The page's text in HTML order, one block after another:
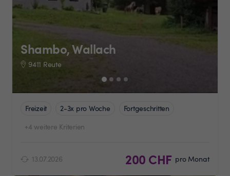
Shambo, Wallach
9411 Reute
Freizeit 2-3x pro Woche
Fortgeschritten
+4 weitere Kriterien
13.07.2026 200 CHF pro Monat